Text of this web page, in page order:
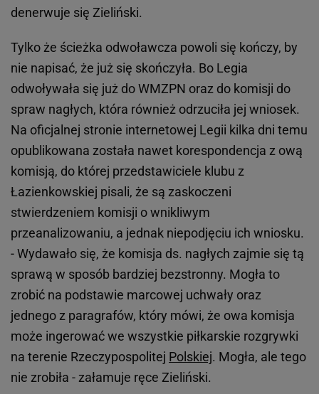
denerwuje się Zieliński.
Tylko że ścieżka odwoławcza powoli się kończy, by
nie napisać, że już się skończyła. Bo Legia
odwoływała się już do WMZPN oraz do komisji do
spraw nagłych, która również odrzuciła jej wniosek.
Na oficjalnej stronie internetowej Legii kilka dni temu
opublikowana została nawet korespondencja z ową
komisją, do której przedstawiciele klubu z
Łazienkowskiej pisali, że są zaskoczeni
stwierdzeniem komisji o wnikliwym
przeanalizowaniu, a jednak niepodjęciu ich wniosku.
- Wydawało się, że komisja ds. nagłych zajmie się tą
sprawą w sposób bardziej bezstronny. Mogła to
zrobić na podstawie marcowej uchwały oraz
jednego z paragrafów, który mówi, że owa komisja
może ingerować we wszystkie piłkarskie rozgrywki
na terenie Rzeczypospolitej Polskiej. Mogła, ale tego
nie zrobiła - załamuje ręce Zieliński.